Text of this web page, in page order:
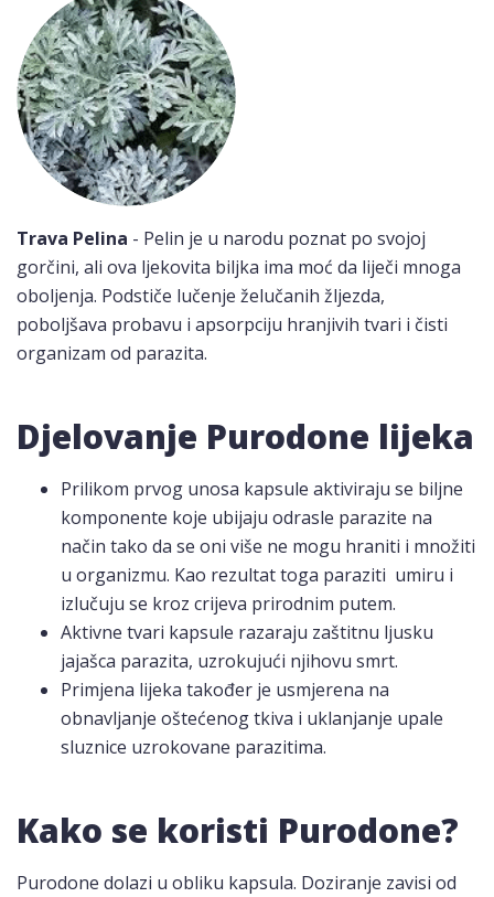
Trava Pelina - Pelin je u narodu poznat po svojoj
gorčini, ali ova ljekovita biljka ima moć da liječi mnoga
oboljenja. Podstiče lučenje želučanih žljezda,
poboljšava probavu i apsorpciju hranjivih tvari i čisti
organizam od parazita.
Djelovanje Purodone lijeka
Prilikom prvog unosa kapsule aktiviraju se biljne
komponente koje ubijaju odrasle parazite na
način tako da se oni više ne mogu hraniti i množiti
u organizmu. Kao rezultat toga paraziti umiru i
izlučuju se kroz crijeva prirodnim putem.
Aktivne tvari kapsule razaraju zaštitnu ljusku
jajašca parazita, uzrokujući njihovu smrt.
Primjena lijeka također je usmjerena na
obnavljanje oštećenog tkiva i uklanjanje upale
sluznice uzrokovane parazitima.
Kako se koristi Purodone?
Purodone dolazi u obliku kapsula. Doziranje zavisi od